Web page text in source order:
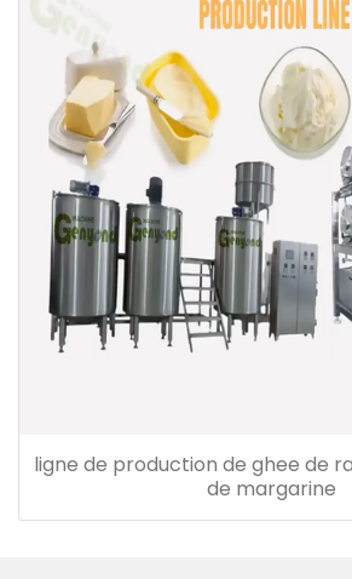
ligne de production de ghee de
de margarine